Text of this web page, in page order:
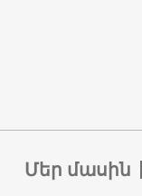
Մեր մասին